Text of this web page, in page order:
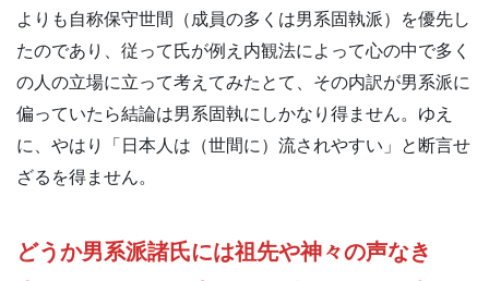
よりも自称保守世間（成員の多くは男系固執派）を優先し
たのであり、従って氏が例え内観法によって心の中で多く
の人の立場に立って考えてみたとて、その内訳が男系派に
偏っていたら結論は男系固執にしかなり得ません。ゆえ
に、やはり「日本人は（世間に）流されやすい」と断言せ
ざるを得ません。
どうか男系派諸氏には祖先や神々の声なき